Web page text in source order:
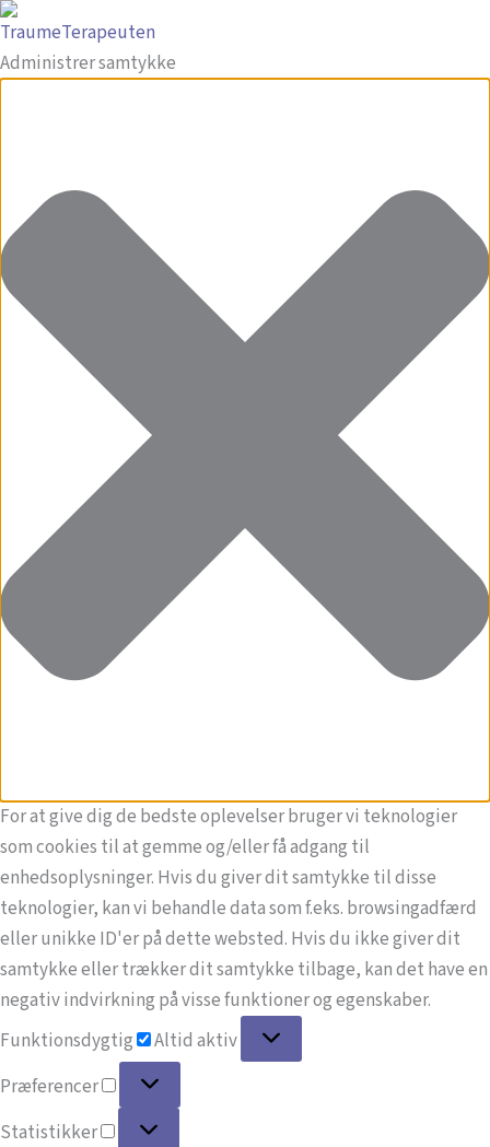
Administrer samtykke
For at give dig de bedste oplevelser bruger vi teknologier
som cookies til at gemme og/eller få adgang til
enhedsoplysninger. Hvis du giver dit samtykke til disse
teknologier, kan vi behandle data som f.eks. browsingadfærd
eller unikke ID'er på dette websted. Hvis du ikke giver dit
samtykke eller trækker dit samtykke tilbage, kan det have en
negativ indvirkning på visse funktioner og egenskaber.
Funktionsdygtig
Funktionsdygtig
Altid aktiv
Præferencer
Præferencer
Statistikker
Statistikker